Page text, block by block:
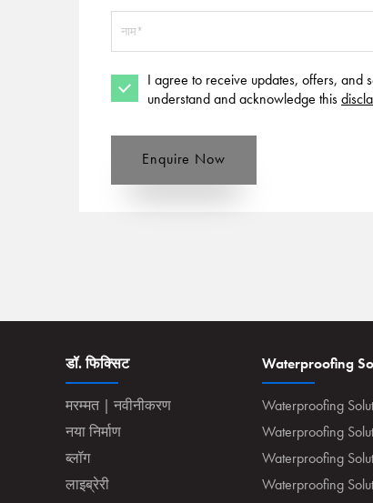
I agree to receive updates, offers, and
understand and acknowledge this
Enquire Now
डॉ. फिक्सिट
मरम्मत | नवीनीकरण
नया निर्माण
ब्लॉग
लाइब्रेरी
Waterproofing
Waterproofing
Waterproofing
Waterproofing
Waterproofing